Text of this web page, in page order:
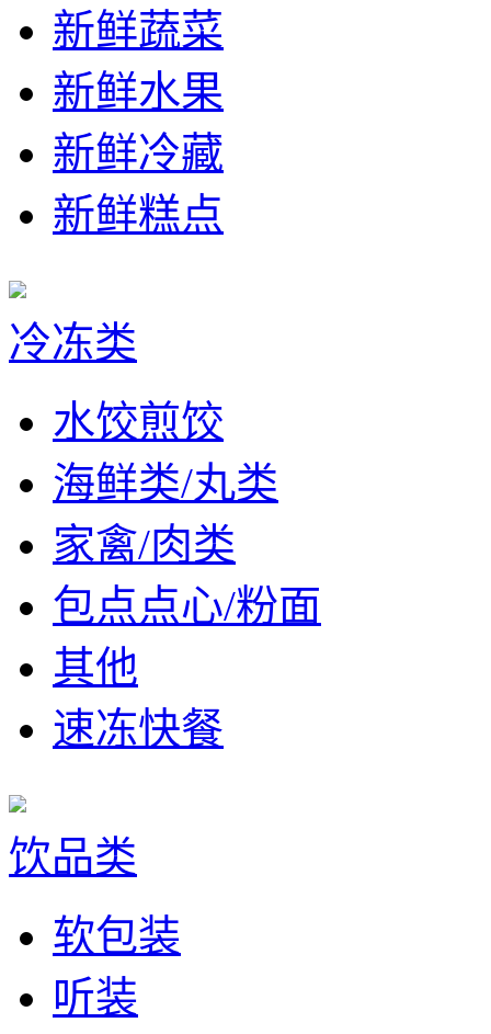
新鲜蔬菜
新鲜水果
新鲜冷藏
新鲜糕点
冷冻类
水饺煎饺
海鲜类/丸类
家禽/肉类
包点点心/粉面
其他
速冻快餐
饮品类
软包装
听装